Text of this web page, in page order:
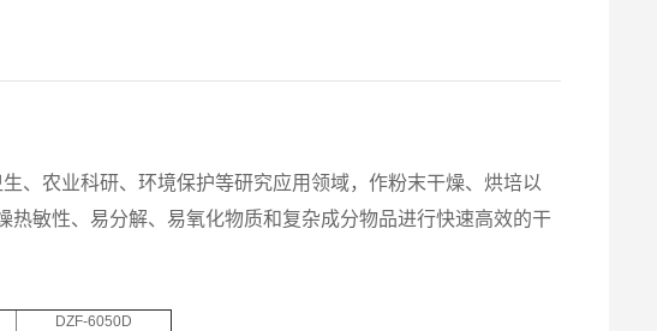
、农业科研、环境保护等研究应用领域，作粉末干燥、烘培以
热敏性、易分解、易氧化物质和复杂成分物品进行快速高效的干
DZF-6050D